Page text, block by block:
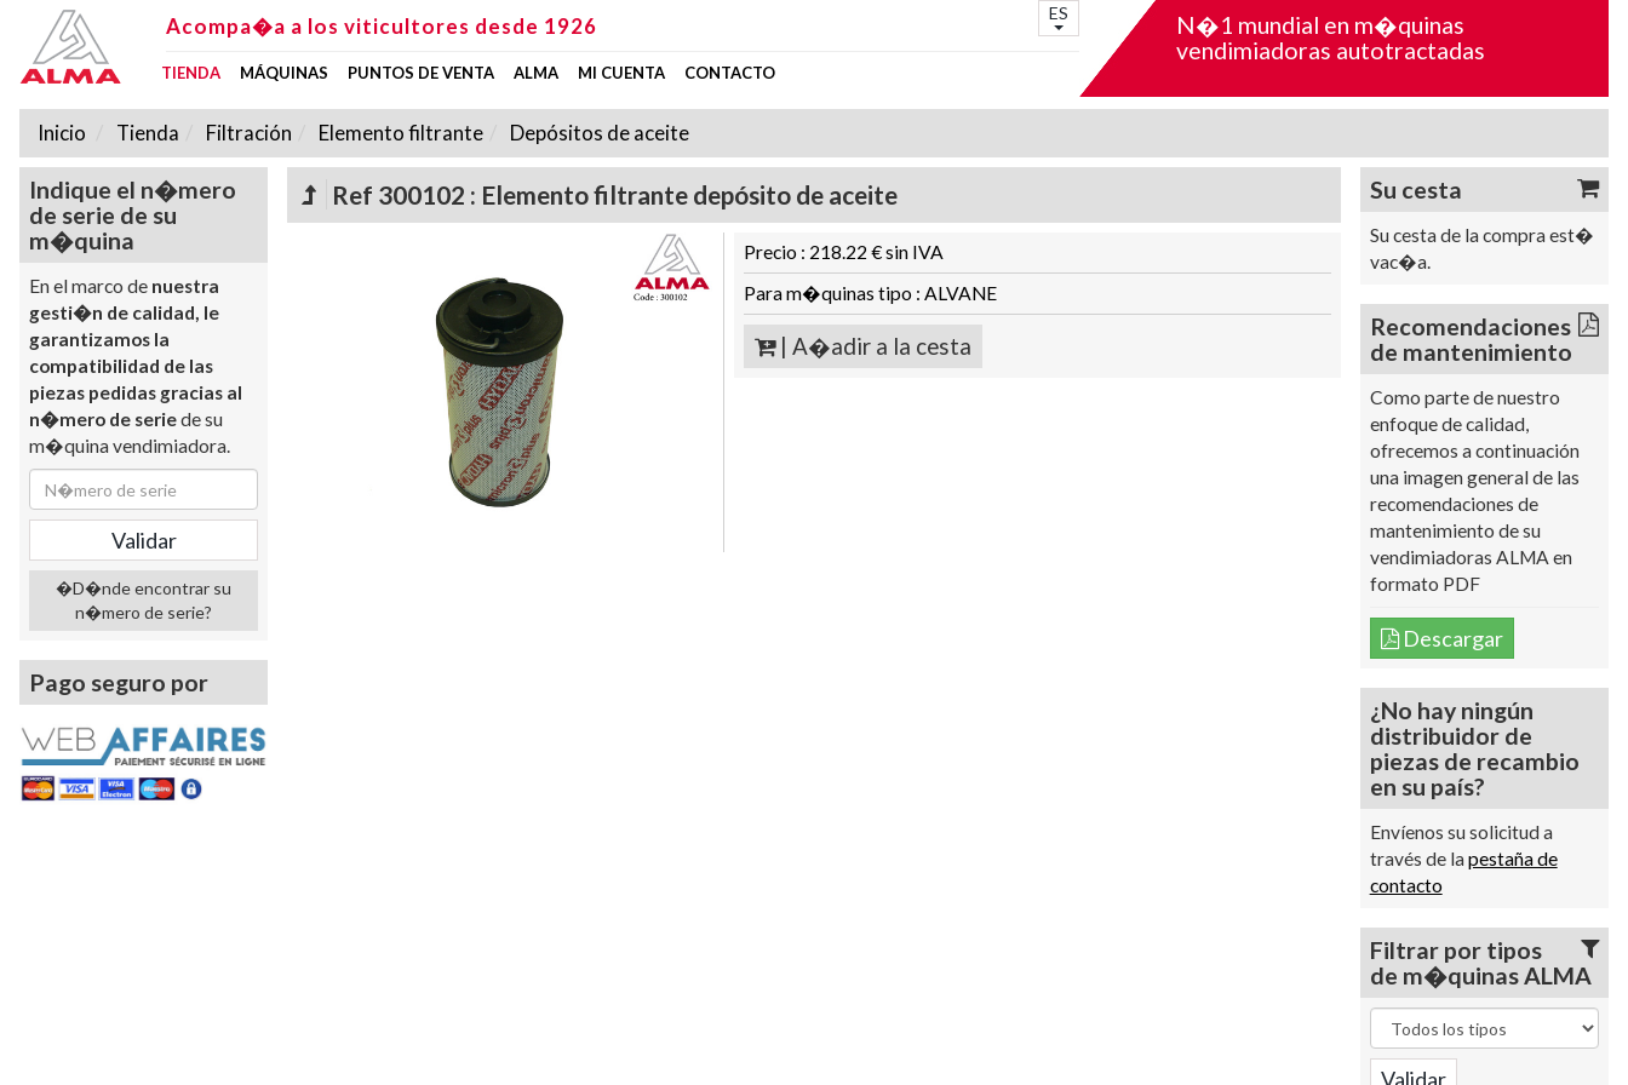
N�1 mundial en m�quinas
vendimiadoras autotractadas
Acompa�a a los viticultores desde 1926
ES
TIENDA MÁQUINAS PUNTOS DE VENTA ALMA MI CUENTA CONTACTO
Inicio Tienda Filtración Elemento filtrante Depósitos de aceite
Indique el n�mero
de serie de su
m�quina
En el marco de nuestra
gesti�n de calidad, le
garantizamos la
compatibilidad de las
piezas pedidas gracias al
n�mero de seriede su
m�quina vendimiadora.
�D�nde encontrar su
n�mero de serie?
Pago seguro por
Ref 300102 : Elemento filtrante depósito de aceite
Precio : 218.22 € sin IVA
Para m�quinas tipo : ALVANE
| A�adir a la cesta
Su cesta
Su cesta de la compra est�
vac�a.
Recomendaciones
de mantenimiento
Como parte de nuestro
enfoque de calidad,
ofrecemos a continuación
una imagen general de las
recomendaciones de
mantenimiento de su
vendimiadoras ALMA en
formato PDF
Descargar
¿No hay ningún
distribuidor de
piezas de recambio
en su país?
Envíenos su solicitud a
través de lapestaña de
contacto
Filtrar por tipos
de m�quinas ALMA